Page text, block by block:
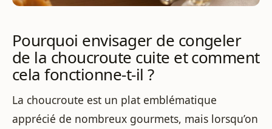
Pourquoi envisager de congeler
de la choucroute cuite et comment
cela fonctionne-t-il ?
La choucroute est un plat emblématique
apprécié de nombreux gourmets, mais lorsqu’on